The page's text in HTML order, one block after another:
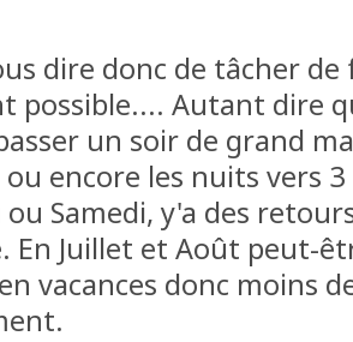
dire donc de tâcher de
possible.... Autant dire
un soir de grand
encore les nuits vers
ou Samedi, y'a des
En Juillet et Août peut-
vacances donc moins